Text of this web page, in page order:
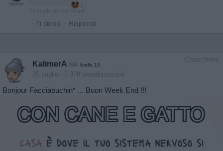
1
27 Luglio alle ore 00:23
· Ti stimo · Rispondi
Chiacchiera
KalimerA livello 10
25 Luglio - 5.378 visualizzazioni
Bonjour Facciabuchin* ... Buon Week End !!!